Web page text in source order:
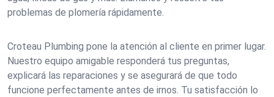
problemas de plomería rápidamente.
Croteau Plumbing pone la atención al cliente en primer lugar.
Nuestro equipo amigable responderá tus preguntas,
explicará las reparaciones y se asegurará de que todo
funcione perfectamente antes de irnos. Tu satisfacción lo